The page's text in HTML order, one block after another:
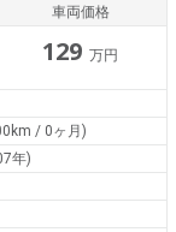
車両価格
129 万円
/ 0ヶ月)
年)